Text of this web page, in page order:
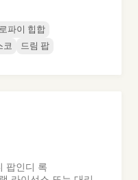
파이 힙합
코
드림 팝
팝인디 록